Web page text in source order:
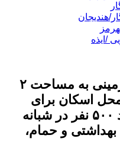
هندیجان
/ایذه
موکب فولاد خوزستان در زمینی به مساحت ۲
اسکان برای
برادران و خواهران به تعداد ۵۰۰ نفر در شبانه
سرویس بهداشتی و حمام،